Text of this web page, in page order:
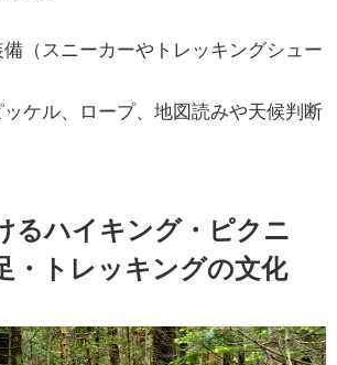
（スニーカーやトレッキングシュー
ケル、ロープ、地図読みや天候判断
るハイキング・ピクニ
・トレッキングの文化